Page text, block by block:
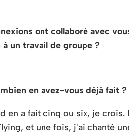
ont collaboré avec
un travail de groupe ?
en avez-vous déjà fait
en a fait cinq ou six, je
et une fois, j'ai chanté